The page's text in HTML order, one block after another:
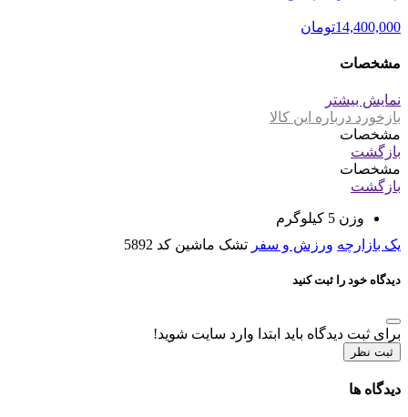
14,400,000تومان
مشخصات
نمایش بیشتر
بازخورد درباره این کالا
مشخصات
بازگشت
مشخصات
بازگشت
وزن 5 کیلوگرم
یک بازارچه ورزش و سفر تشک ماشین کد 5892
دیدگاه خود را ثبت کنید
برای ثبت دیدگاه باید ابتدا وارد سایت شوید!
ثبت نظر
دیدگاه ها